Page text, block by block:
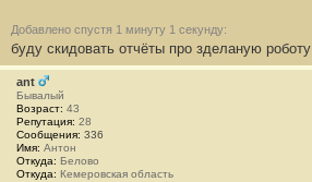
е
н
и
е
#
1
3
0
5
Добавлено спустя 1 минуту 1 секунду:
буду скидовать отчёты про зделаную роботу
ant
Бывалый
Возраст: 43
Репутация: 28
Сообщения: 336
Имя: Антон
Откуда: Белово
Откуда: Кемеровская область